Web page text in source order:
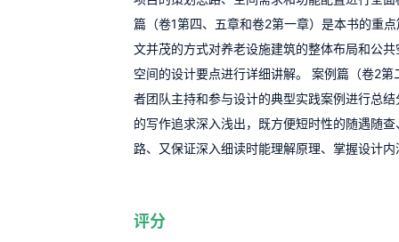
篇（卷1第四、五章和卷2第一章）是本书的重
文并茂的方式对养老设施建筑的整体布局和公
空间的设计要点进行详细讲解。 案例篇（卷2第
者团队主持和参与设计的典型实践案例进行总
的写作追求深入浅出，既方便短时性的随遇随查
路、又保证深入细读时能理解原理、掌握设计内
评分